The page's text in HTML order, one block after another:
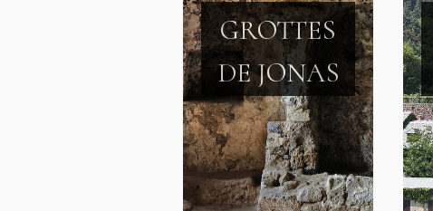
GROTTES
DE JONAS